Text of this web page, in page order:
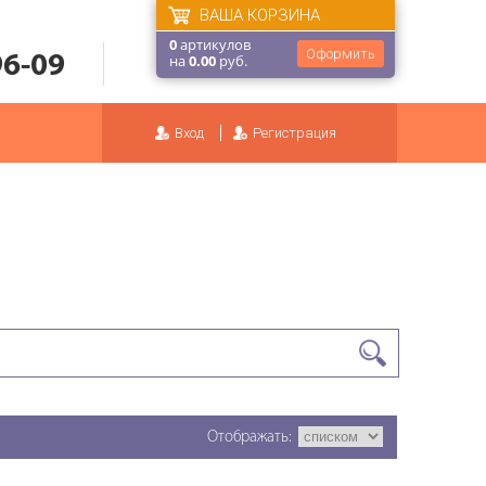
09 Оформить
ВАША КОРЗИНА
0артикулов
на0.00 руб.
Вход Регистрация
Отображать: